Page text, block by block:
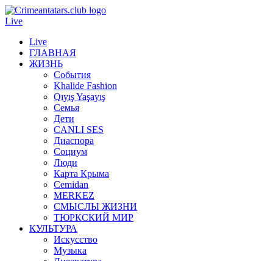
Live
Live
ГЛАВНАЯ
ЖИЗНЬ
События
Khalide Fashion
Qıyış Yaşayış
Семья
Дети
CANLI SES
Диаспора
Социум
Люди
Карта Крыма
Cemidan
МERKEZ
СМЫСЛЫ ЖИЗНИ
ТЮРКСКИЙ МИР
КУЛЬТУРА
Искусство
Музыка